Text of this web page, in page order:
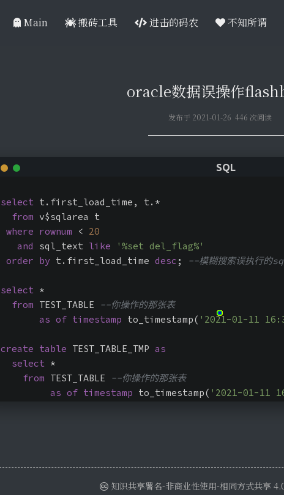
Main 搬砖工具 进击的码农 不知所谓
oracle数据误操作
发布于 2021-01-26 446 次阅读
select t.first_load_time, t.*
from v$sqlarea t
where rownum < 20
and
sql_text like
'%set del_flag%'
order by t.first_load_time desc ; --模糊搜索误执行的
select *
from TEST_TABLE
--你操作的那张表
as of timestamp to_timestamp( '2021-01-11
create table TEST_TABLE_TMP as
select *
from TEST_TABLE
--你操作的那张表
as of timestamp to_timestamp( '2021-01-11
知识共享署名-非商业性使用-相同方式共享